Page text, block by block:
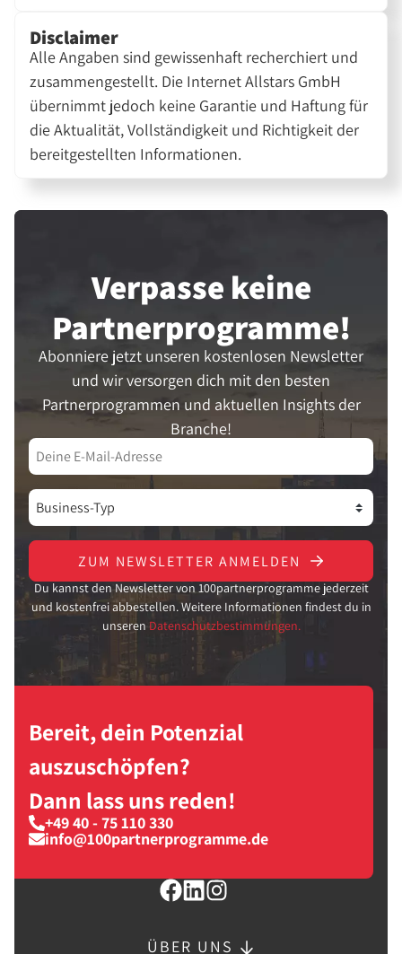
Disclaimer
Alle Angaben sind gewissenhaft recherchiert und
zusammengestellt. Die Internet Allstars GmbH
übernimmt jedoch keine Garantie und Haftung für
die Aktualität, Vollständigkeit und Richtigkeit der
bereitgestellten Informationen.
Verpasse keine
Partner­programme!
Abonniere jetzt unseren kostenlosen Newsletter
und wir versorgen dich mit den besten
Partnerprogrammen und aktuellen Insights der
Branche!
ZUM NEWSLETTER ANMELDEN
Du kannst den Newsletter von 100partnerprogramme jederzeit
und kostenfrei abbestellen. Weitere Informationen findest du in
unseren Datenschutzbestimmungen.
Bereit, dein Potenzial
auszuschöpfen?
Dann lass uns reden!
+49 40 - 75 110 330
info@100partnerprogramme.de
ÜBER UNS